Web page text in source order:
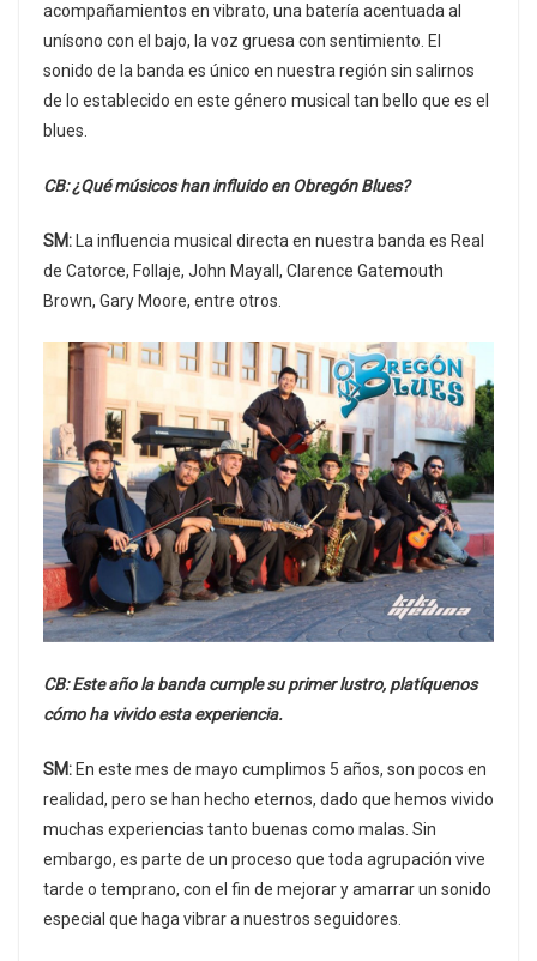
acompañamientos en vibrato, una batería acentuada al
unísono con el bajo, la voz gruesa con sentimiento. El
sonido de la banda es único en nuestra región sin salirnos
de lo establecido en este género musical tan bello que es el
blues.
CB: ¿Qué músicos han influido en Obregón Blues?
SM: La influencia musical directa en nuestra banda es Real
de Catorce, Follaje, John Mayall, Clarence Gatemouth
Brown, Gary Moore, entre otros.
CB: Este año la banda cumple su primer lustro, platíquenos
cómo ha vivido esta experiencia.
SM: En este mes de mayo cumplimos 5 años, son pocos en
realidad, pero se han hecho eternos, dado que hemos vivido
muchas experiencias tanto buenas como malas. Sin
embargo, es parte de un proceso que toda agrupación vive
tarde o temprano, con el fin de mejorar y amarrar un sonido
especial que haga vibrar a nuestros seguidores.